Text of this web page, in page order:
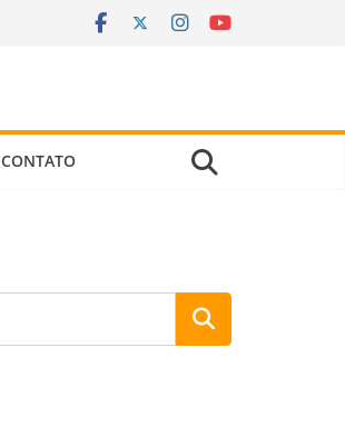
CONTATO